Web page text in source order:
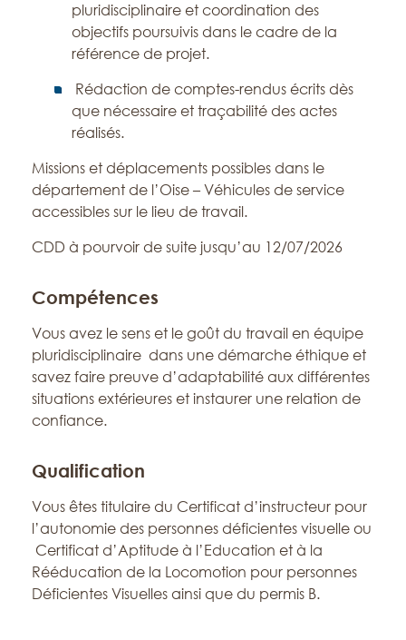
pluridisciplinaire et coordination des
objectifs poursuivis dans le cadre de la
référence de projet.
Rédaction de comptes-rendus écrits dès
que nécessaire et traçabilité des actes
réalisés.
Missions et déplacements possibles dans le
département de l’Oise – Véhicules de service
accessibles sur le lieu de travail.
CDD à pourvoir de suite jusqu’au 12/07/2026
Compétences
Vous avez le sens et le goût du travail en équipe
pluridisciplinaire dans une démarche éthique et
savez faire preuve d’adaptabilité aux différentes
situations extérieures et instaurer une relation de
confiance.
Qualification
Vous êtes titulaire du Certificat d’instructeur pour
l’autonomie des personnes déficientes visuelle ou
Certificat d’Aptitude à l’Education et à la
Rééducation de la Locomotion pour personnes
Déficientes Visuelles ainsi que du permis B.